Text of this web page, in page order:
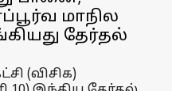
மாநில
தேர்தல்
(விசிக)